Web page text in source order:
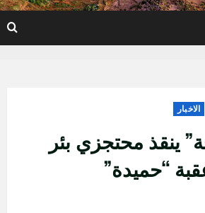
الاخبار
ينقذ محتجزي بئر
“حميدة”